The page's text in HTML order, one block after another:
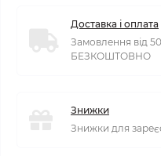
Доставка і оплата
Замовлення від
БЕЗКОШТОВНО
Знижки
Знижки для